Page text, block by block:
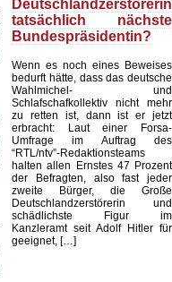
Deutschlandzerstörerin
tatsächlich nächste
Bundespräsidentin?
Wenn es noch eines Beweises
bedurft hätte, dass das deutsche
Wahlmichel- und
Schlafschafkollektiv nicht mehr
zu retten ist, dann ist er jetzt
erbracht: Laut einer Forsa-
Umfrage im Auftrag des
“RTL/ntv”-Redaktionsteams
halten allen Ernstes 47 Prozent
der Befragten, also fast jeder
zweite Bürger, die Große
Deutschlandzerstörerin und
schädlichste Figur im
Kanzleramt seit Adolf Hitler für
geeignet, […]